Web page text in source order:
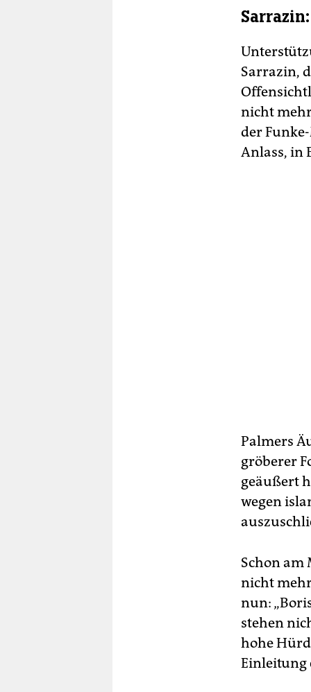
Sarrazin,
nicht
der
Anlass, in
Palmers
gröberer
geäußert
wegen
Schon am
nicht
nun:
stehen
hohe
Einleitung